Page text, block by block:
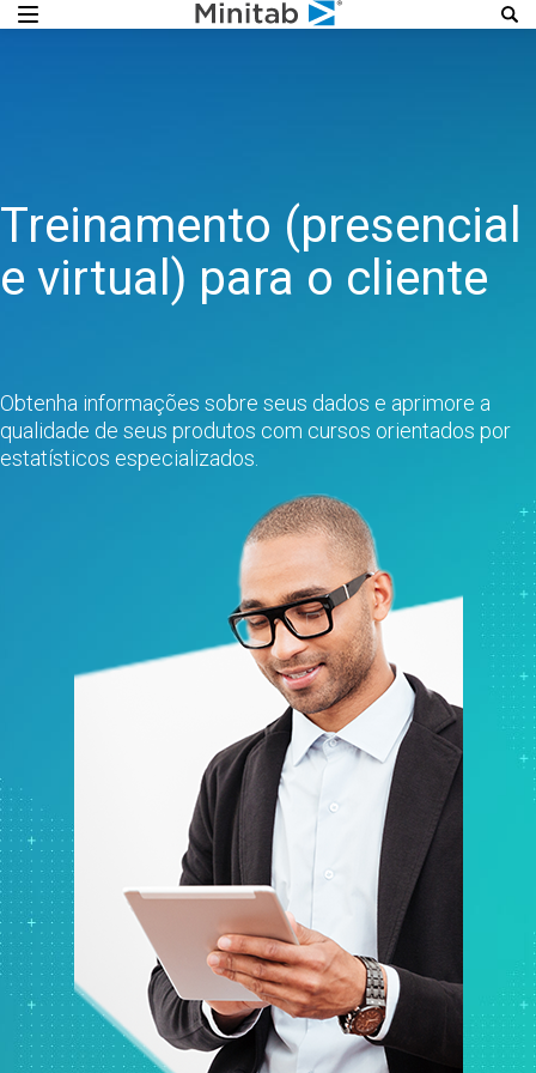
Treinamento (presencial
e virtual) para o cliente
Obtenha informações sobre seus dados e aprimore a
qualidade de seus produtos com cursos orientados por
estatísticos especializados.